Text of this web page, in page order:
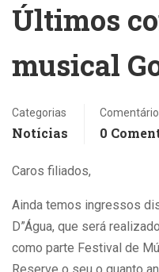
Últimos
musical
Categorias
Notícias 0
Caros filiados,
Ainda temos ingressos
D”Água, que será
como parte Festival de